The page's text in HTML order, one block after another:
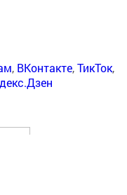
, ВКонтакте,ТикТок,